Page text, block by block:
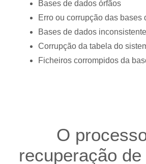
Bases de dados órfãos
Erro ou corrupção das bases
Bases de dados
Corrupção da tabela do
Ficheiros corrompidos da
O
recuperação